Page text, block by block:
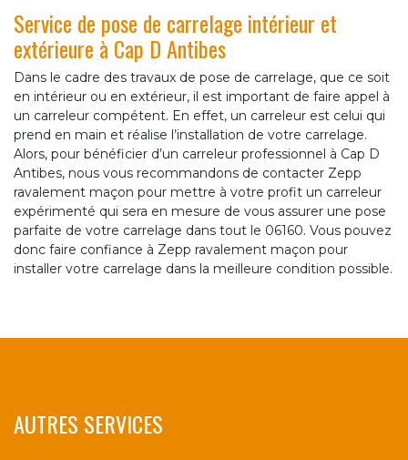
Service de pose de carrelage intérieur et
extérieure à Cap D Antibes
Dans le cadre des travaux de pose de carrelage, que ce soit
en intérieur ou en extérieur, il est important de faire appel à
un carreleur compétent. En effet, un carreleur est celui qui
prend en main et réalise l’installation de votre carrelage.
Alors, pour bénéficier d’un carreleur professionnel à Cap D
Antibes, nous vous recommandons de contacter Zepp
ravalement maçon pour mettre à votre profit un carreleur
expérimenté qui sera en mesure de vous assurer une pose
parfaite de votre carrelage dans tout le 06160. Vous pouvez
donc faire confiance à Zepp ravalement maçon pour
installer votre carrelage dans la meilleure condition possible.
AUTRES SERVICES